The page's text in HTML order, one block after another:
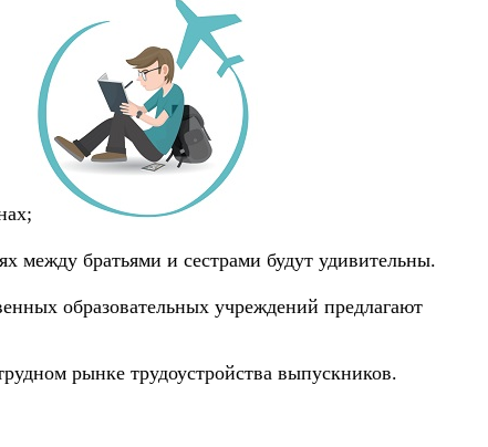
между братьями и сестрами будут удивительны.
образовательных учреждений предлагают
рынке трудоустройства выпускников.